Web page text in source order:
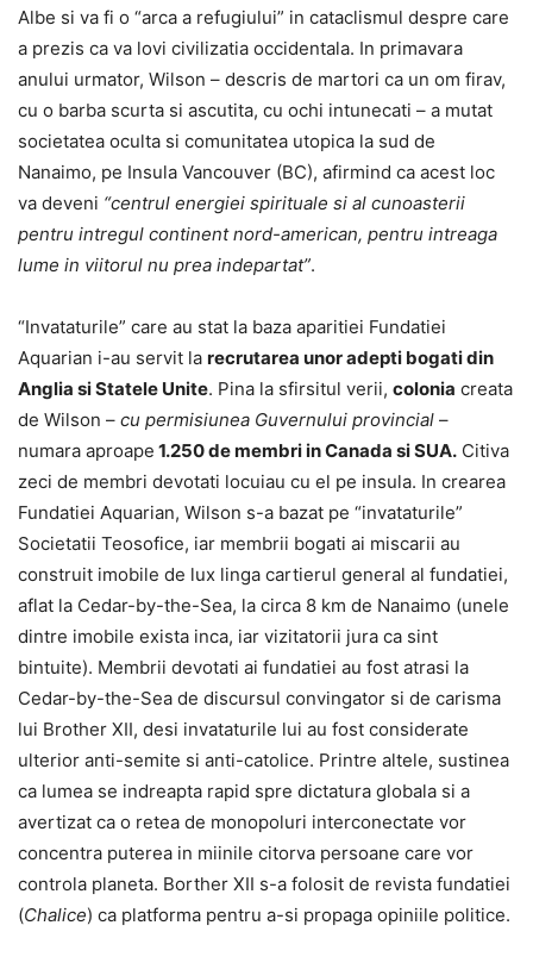
Albe si va fi o “arca a refugiului” in cataclismul despre care
a prezis ca va lovi civilizatia occidentala. In primavara
anului urmator, Wilson – descris de martori ca un om firav,
cu o barba scurta si ascutita, cu ochi intunecati – a mutat
societatea oculta si comunitatea utopica la sud de
Nanaimo, pe Insula Vancouver (BC), afirmind ca acest loc
va deveni “centrul energiei spirituale si al cunoasterii
pentru intregul continent nord-american, pentru intreaga
lume in viitorul nu prea indepartat”.
“Invataturile” care au stat la baza aparitiei Fundatiei
Aquarian i-au servit la recrutarea unor adepti bogati din
Anglia si Statele Unite. Pina la sfirsitul verii, colonia creata
de Wilson – cu permisiunea Guvernului provincial –
numara aproape 1.250 de membri in Canada si SUA. Citiva
zeci de membri devotati locuiau cu el pe insula. In crearea
Fundatiei Aquarian, Wilson s-a bazat pe “invataturile”
Societatii Teosofice, iar membrii bogati ai miscarii au
construit imobile de lux linga cartierul general al fundatiei,
aflat la Cedar-by-the-Sea, la circa 8 km de Nanaimo (unele
dintre imobile exista inca, iar vizitatorii jura ca sint
bintuite). Membrii devotati ai fundatiei au fost atrasi la
Cedar-by-the-Sea de discursul convingator si de carisma
lui Brother XII, desi invataturile lui au fost considerate
ulterior anti-semite si anti-catolice. Printre altele, sustinea
ca lumea se indreapta rapid spre dictatura globala si a
avertizat ca o retea de monopoluri interconectate vor
concentra puterea in miinile citorva persoane care vor
controla planeta. Borther XII s-a folosit de revista fundatiei
(Chalice) ca platforma pentru a-si propaga opiniile politice.